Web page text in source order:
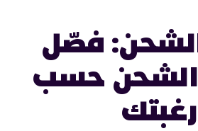
فصّل
حسب
رغبتك